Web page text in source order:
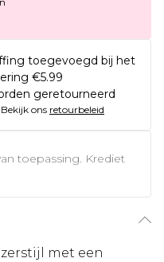
toegevoegd bij het
€5.99
geretourneerd
Bekijk ons retourbeleid
toepassing. Krediet
met een